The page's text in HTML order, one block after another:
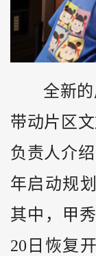
全新
带动片区
负责人介
年启动规
其中，甲
20日恢复